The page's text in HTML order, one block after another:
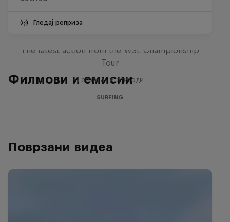
Гледај реприза
Филмови и емисии
The latest action from the WSL Championship
Tour
1 сезона · 6 епизоди
SURFING
Поврзани видеа